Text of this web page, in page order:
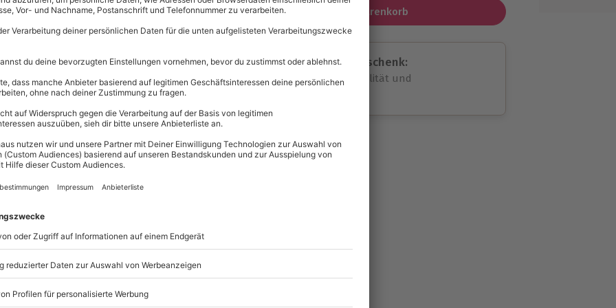
In den Warenkorb
Immer das passende Geschenk:
Große Auswahl, volle Flexibilität und
Große Auswahl
Erlebnisse.
Volle Flexibilität
warum dann nicht beides?
bei einemGruseldinner im
eines echten Klassikers wie
eine
wechseln sich ab mit dem
noch nicht alles. Denn bei
Deine schreckliche Seite
für Dich? Dann lehn Dich